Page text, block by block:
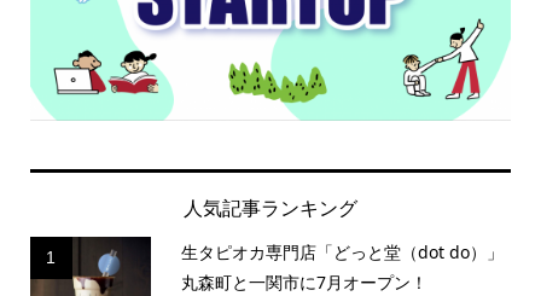
人気記事ランキング
1
生タピオカ専門店「どっと堂（dot do）」
丸森町と一関市に7月オープン！